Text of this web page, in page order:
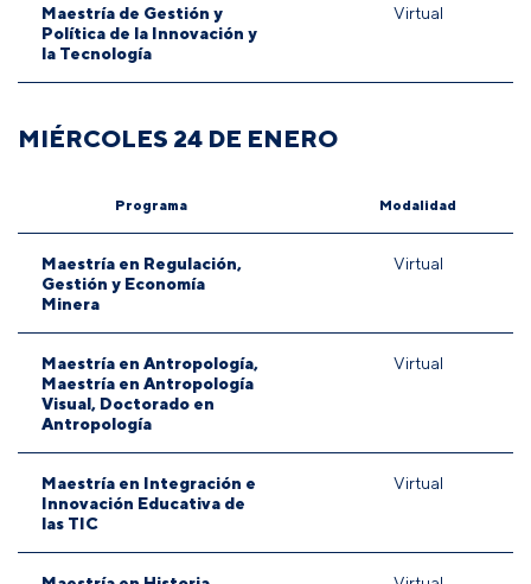
Maestría de Gestión y
Política de la Innovación y
la Tecnología
Virtual
MIÉRCOLES 24 DE ENERO
Programa Modalidad
Maestría en Regulación,
Gestión y Economía
Minera
Virtual
Maestría en Antropología,
Maestría en Antropología
Visual, Doctorado en
Antropología
Virtual
Maestría en Integración e
Innovación Educativa de
las TIC
Virtual